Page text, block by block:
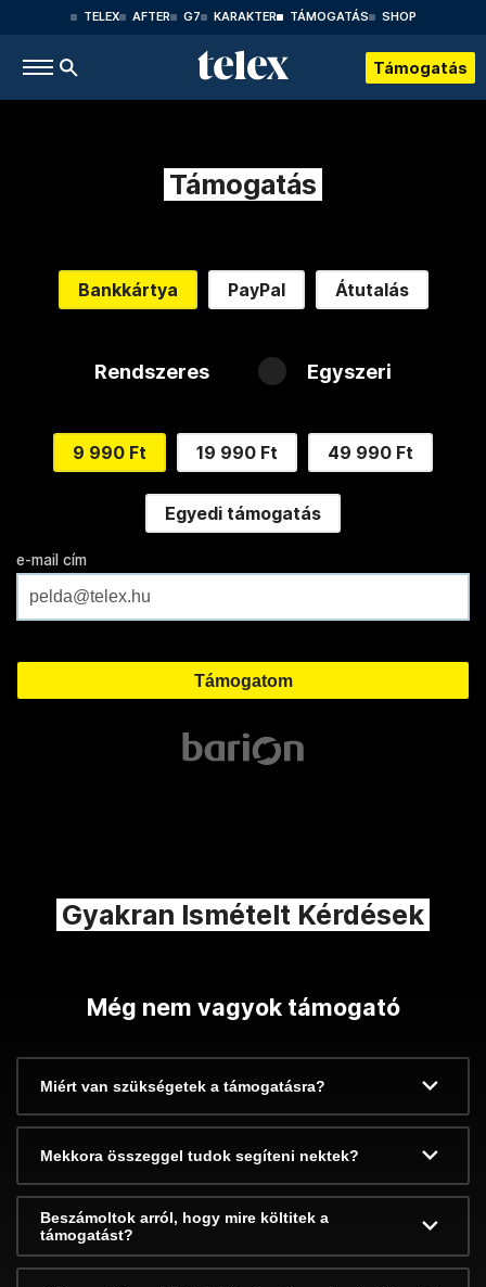
TELEX AFTER G7 KARAKTER TÁMOGATÁS SHOP
Támogatás
Támogatás
Bankkártya PayPal Átutalás
Rendszeres Egyszeri
9 990 Ft 19 990 Ft 49 990 Ft
Egyedi támogatás
e-mail cím
Gyakran Ismételt Kérdések
Még nem vagyok támogató
Miért van szükségetek a támogatásra?
Mekkora összeggel tudok segíteni nektek?
Beszámoltok arról, hogy mire költitek a
támogatást?